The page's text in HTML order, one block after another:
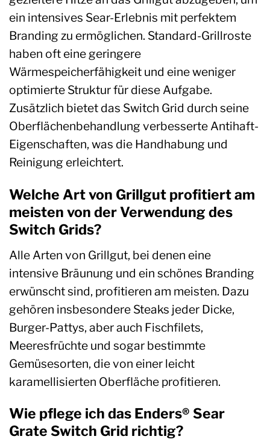
ein intensives Sear-Erlebnis mit perfektem
Branding zu ermöglichen. Standard-Grillroste
haben oft eine geringere
Wärmespeicherfähigkeit und eine weniger
optimierte Struktur für diese Aufgabe.
Zusätzlich bietet das Switch Grid durch seine
Oberflächenbehandlung verbesserte Antihaft-
Eigenschaften, was die Handhabung und
Reinigung erleichtert.
Welche Art von Grillgut profitiert am
meisten von der Verwendung des
Switch Grids?
Alle Arten von Grillgut, bei denen eine
intensive Bräunung und ein schönes Branding
erwünscht sind, profitieren am meisten. Dazu
gehören insbesondere Steaks jeder Dicke,
Burger-Pattys, aber auch Fischfilets,
Meeresfrüchte und sogar bestimmte
Gemüsesorten, die von einer leicht
karamellisierten Oberfläche profitieren.
Wie pflege ich das Enders® Sear
Grate Switch Grid richtig?